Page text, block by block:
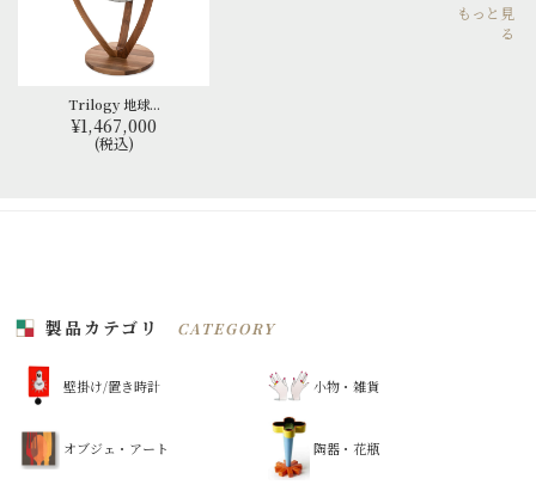
Trilogy 地球...
¥1,467,000
(税込)
もっと見
る
製品カテゴリ CATEGORY
壁掛け/置き時計 小物・雑貨
オブジェ・アート 陶器・花瓶